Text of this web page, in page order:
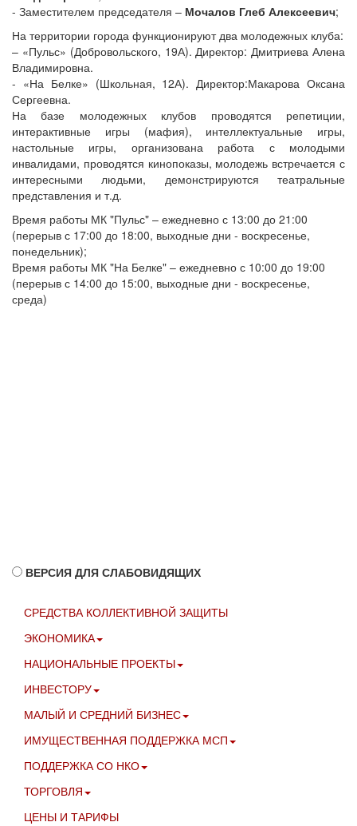
- Заместителем председателя – Мочалов Глеб Алексеевич;
На территории города функционируют два молодежных клуба:
– «Пульс» (Добровольского, 19А). Директор: Дмитриева Алена
Владимировна.
- «На Белке» (Школьная, 12А). Директор:Макарова Оксана
Сергеевна.
На базе молодежных клубов проводятся репетиции,
интерактивные игры (мафия), интеллектуальные игры,
настольные игры, организована работа с молодыми
инвалидами, проводятся кинопоказы, молодежь встречается с
интересными людьми, демонстрируются театральные
представления и т.д.
Время работы МК "Пульс" – ежедневно с 13:00 до 21:00
(перерыв с 17:00 до 18:00, выходные дни - воскресенье,
понедельник);
Время работы МК "На Белке" – ежедневно с 10:00 до 19:00
(перерыв с 14:00 до 15:00, выходные дни - воскресенье,
среда)
ВЕРСИЯ ДЛЯ СЛАБОВИДЯЩИХ
СРЕДСТВА КОЛЛЕКТИВНОЙ ЗАЩИТЫ
ЭКОНОМИКА
НАЦИОНАЛЬНЫЕ ПРОЕКТЫ
ИНВЕСТОРУ
МАЛЫЙ И СРЕДНИЙ БИЗНЕС
ИМУЩЕСТВЕННАЯ ПОДДЕРЖКА МСП
ПОДДЕРЖКА СО НКО
ТОРГОВЛЯ
ЦЕНЫ И ТАРИФЫ